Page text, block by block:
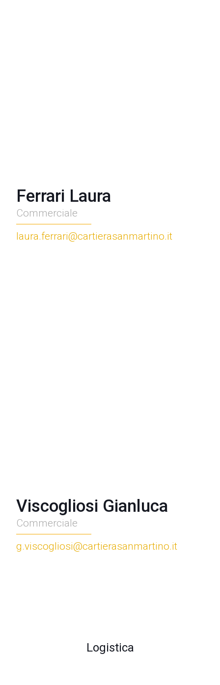
Ferrari Laura
Commerciale
laura.ferrari@cartierasanmartino.it
Viscogliosi Gianluca
Commerciale
g.viscogliosi@cartierasanmartino.it
Logistica